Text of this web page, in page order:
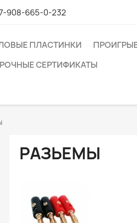
908-665-0-232
ПЛАСТИНКИ
СЕРТИФИКАТЫ
РАЗЬЕМЫ